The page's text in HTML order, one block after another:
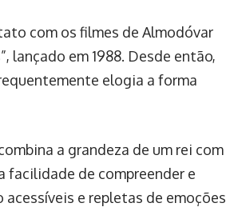
com os filmes de Almodóvar
lançado em 1988. Desde então,
elogia a forma
a grandeza de um rei com
facilidade de compreender e
e repletas de emoções